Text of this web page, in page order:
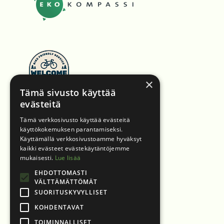
×
Tämä sivusto käyttää
evästeitä
Tämä verkkosivusto käyttää evästeitä
käyttökokemuksen parantamiseksi.
Käyttämällä verkkosivustoamme hyväksyt
kaikki evästeet evästekäytäntöjemme
mukaisesti. Lue lisää
EHDOTTOMASTI
VÄLTTÄMÄTTÖMÄT
SUORITUSKYVYLLISET
KOHDENTAVAT
TOIMINNALLISET